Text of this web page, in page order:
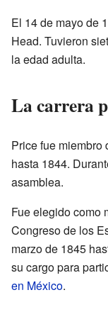
El 14 de mayo de
Head. Tuvieron
la edad adulta.
La carrera
Price fue miembro
hasta 1844.
asamblea.
Fue elegido como
Congreso de los
marzo de 1845
su cargo para
en México.